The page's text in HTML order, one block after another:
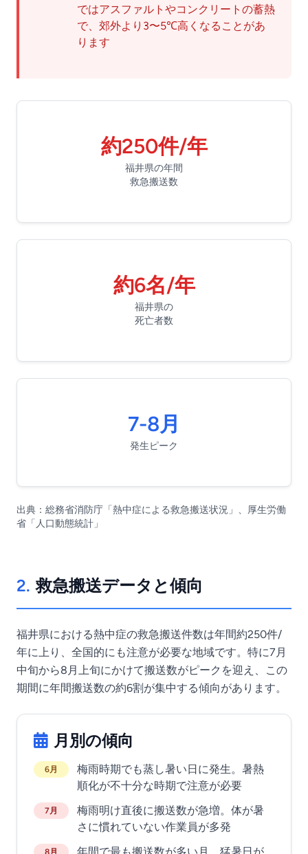
ではアスファルトやコンクリートの蓄熱
で、郊外より3〜5℃高くなることがあ
ります
約250件/年
福井県の年間
救急搬送数
約6名/年
福井県の
死亡者数
7-8月
発生ピーク
出典：総務省消防庁「熱中症による救急搬送状況」、厚生労働
省「人口動態統計」
2. 救急搬送データと傾向
福井県における熱中症の救急搬送件数は年間約250件/
年に上り、全国的にも注意が必要な地域です。特に7月
中旬から8月上旬にかけて搬送数がピークを迎え、この
期間に年間搬送数の約6割が集中する傾向があります。
月別の傾向
6月
梅雨時期でも蒸し暑い日に発生。暑熱
順化が不十分な時期で注意が必要
7月
梅雨明け直後に搬送数が急増。体が暑
さに慣れていない作業員が多発
8月